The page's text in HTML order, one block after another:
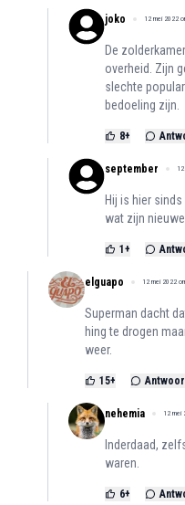
joko 12 mei 2022
De
overheid. Zijn
slechte
bedoeling zijn.
8+
september
Hij is hier
wat zijn
1 +
elguapo 12 mei 2022
Superman dacht
hing te drogen
weer.
15+
nehemia 12 mei
Inderdaad,
waren.
6+